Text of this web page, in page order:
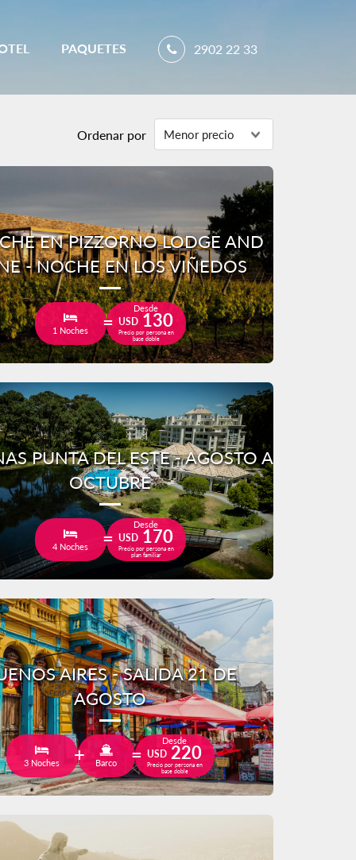
PAQUETES 2902 22 33
Ordenar por
EN PIZZORNO LODGE AND
- NOCHE EN LOS VIÑEDOS
1 Noches
Desde
USD 130
Precio por persona en
base doble
PUNTA DEL ESTE - AGOSTO A
OCTUBRE
4 Noches
Desde
USD 170
Precio por persona en
plan familiar
AIRES - SALIDA 21 DE
AGOSTO
3 Noches Barco
Desde
USD 220
Precio por persona en
base doble